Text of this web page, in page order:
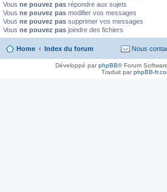
Vous ne pouvez pas répondre aux sujets
Vous ne pouvez pas modifier vos messages
Vous ne pouvez pas supprimer vos messages
Vous ne pouvez pas joindre des fichiers
Home Index du forum Nous
Développé parphpBB® Forum
Traduit parphpBB-